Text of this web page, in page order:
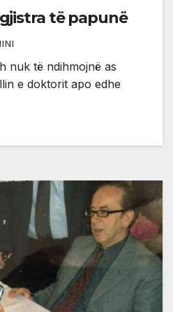
të papunë
nuk të ndihmojnë as
e doktorit apo edhe